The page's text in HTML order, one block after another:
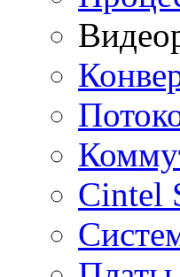
Cintel